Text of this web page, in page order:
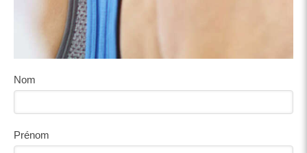
Nom
Prénom